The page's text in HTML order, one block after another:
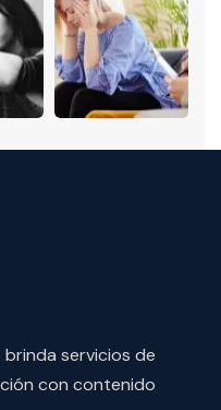
servicios de
con contenido